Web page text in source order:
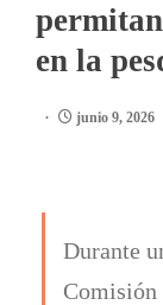
en la
junio 9, 2026
Durante
Comisión